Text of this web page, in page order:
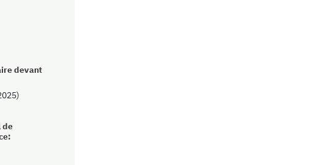
devant
de